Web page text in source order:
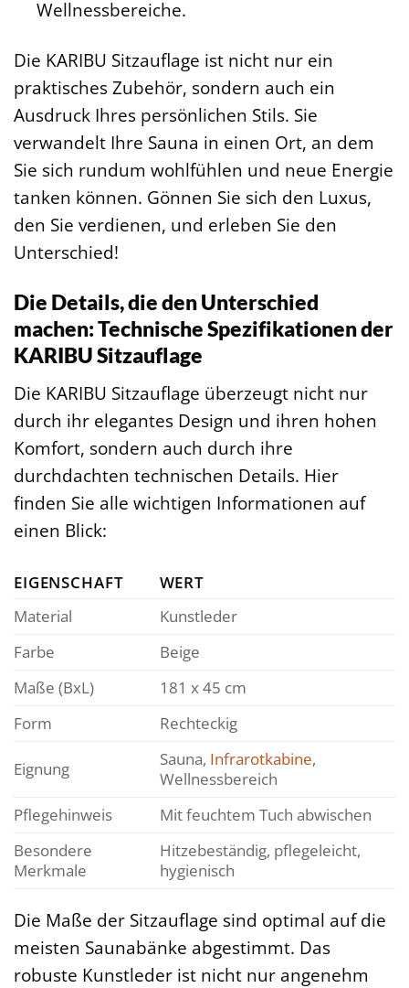
Wellnessbereiche.
Die KARIBU Sitzauflage ist nicht nur ein
praktisches Zubehör, sondern auch ein
Ausdruck Ihres persönlichen Stils. Sie
verwandelt Ihre Sauna in einen Ort, an dem
Sie sich rundum wohlfühlen und neue Energie
tanken können. Gönnen Sie sich den Luxus,
den Sie verdienen, und erleben Sie den
Unterschied!
Die Details, die den Unterschied
machen: Technische Spezifikationen der
KARIBU Sitzauflage
Die KARIBU Sitzauflage überzeugt nicht nur
durch ihr elegantes Design und ihren hohen
Komfort, sondern auch durch ihre
durchdachten technischen Details. Hier
finden Sie alle wichtigen Informationen auf
einen Blick:
EIGENSCHAFT
WERT
Material
Kunstleder
Farbe
Beige
Maße (BxL)
181 x 45 cm
Form
Rechteckig
Eignung Sauna, Infrarotkabine,
Wellnessbereich
Pflegehinweis
Mit feuchtem Tuch abwischen
Besondere
Merkmale
Hitzebeständig, pflegeleicht,
hygienisch
Die Maße der Sitzauflage sind optimal auf die
meisten Saunabänke abgestimmt. Das
robuste Kunstleder ist nicht nur angenehm